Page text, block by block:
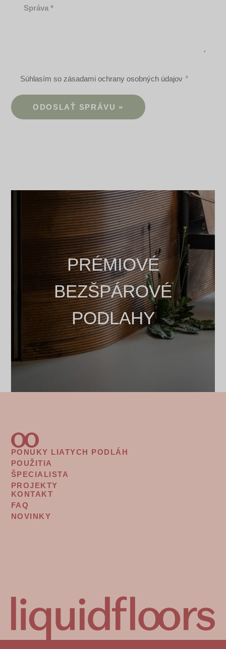
Správa
Súhlasím so zásadami ochrany osobných údajov
ODOSLAŤ SPRÁVU
PRÉMIOVÉ
BEZŠPÁROVÉ
PODLAHY
FOOTER
MENU
PONUKY LIATYCH PODLÁH
POUŽITIA
ŠPECIALISTA
PROJEKTY
FOOTER
MENU
2
KONTAKT
FAQ
NOVINKY